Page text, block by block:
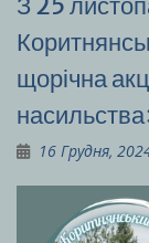
щорічна
16 Грудня,